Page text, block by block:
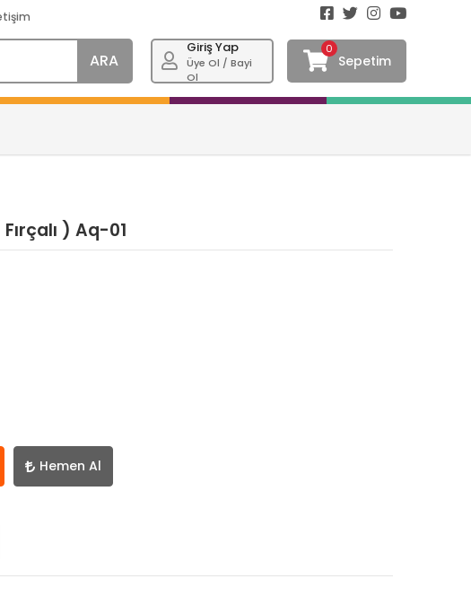
ARA
Giriş Yap
Üye Ol / Bayi
Ol
0
Sepetim
) Aq-01
Hemen Al